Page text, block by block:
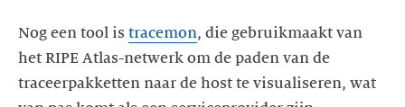
Nog een tool is tracemon, die gebruikmaakt van
het RIPE Atlas-netwerk om de paden van de
traceerpakketten naar de host te visualiseren, wat